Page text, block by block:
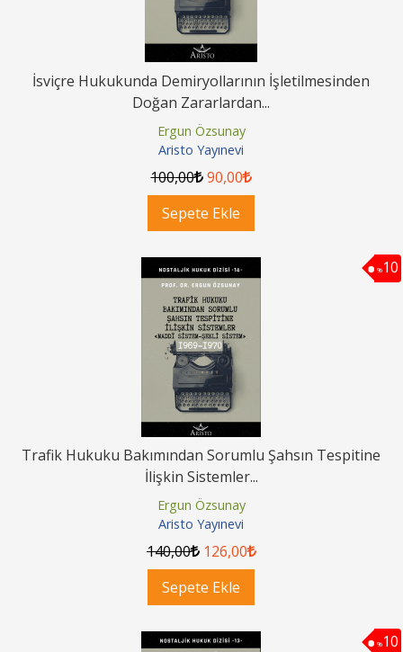
İsviçre Hukukunda Demiryollarının İşletilmesinden
Doğan Zararlardan...
Ergun Özsunay
Aristo Yayınevi
100,00 90,00
Sepete Ekle
%10
Trafik Hukuku Bakımından Sorumlu Şahsın Tespitine
İlişkin Sistemler...
Ergun Özsunay
Aristo Yayınevi
140,00 126,00
Sepete Ekle
%10